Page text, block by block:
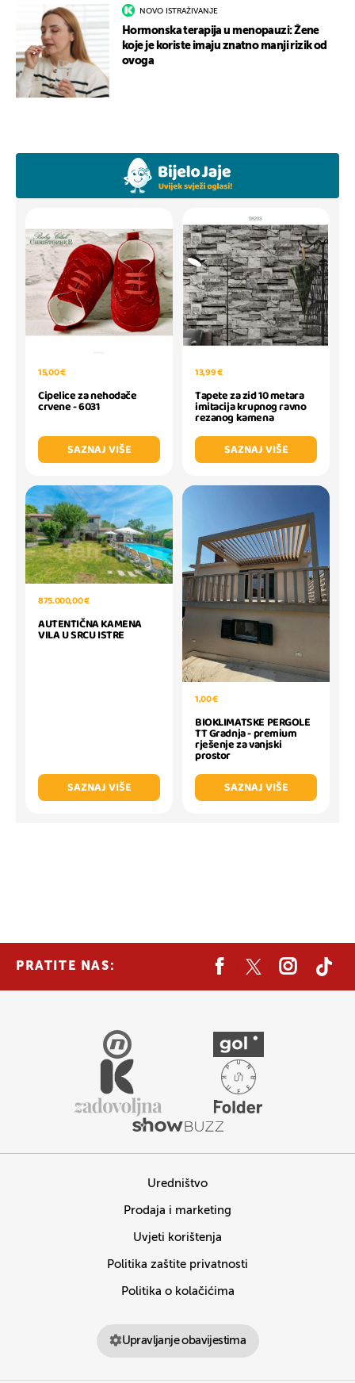
NOVO ISTRAŽIVANJE
Hormonska terapija u menopauzi: Žene
koje je koriste imaju znatno manji rizik od
ovoga
15,00 €
Cipelice za nehodače
crvene - 6031
SAZNAJ VIŠE
13,99 €
Tapete za zid 10 metara
imitacija krupnog ravno
rezanog kamena
SAZNAJ VIŠE
875.000,00 €
AUTENTIČNA KAMENA
VILA U SRCU ISTRE
SAZNAJ VIŠE
1,00 €
BIOKLIMATSKE PERGOLE
TT Gradnja - premium
rješenje za vanjski
prostor
SAZNAJ VIŠE
PRATITE NAS:
Uredništvo
Prodaja i marketing
Uvjeti korištenja
Politika zaštite privatnosti
Politika o kolačićima
Upravljanje obavijestima